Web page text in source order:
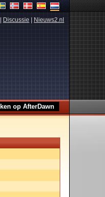
Discussie Nieuws2.nl